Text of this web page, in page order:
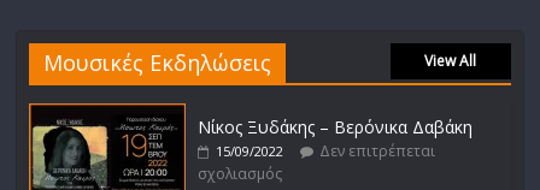
Μουσικές Εκδηλώσεις View All
Νίκος Ξυδάκης – Βερόνικα Δαβάκη
15/09/2022
Δεν επιτρέπεται
σχολιασμός